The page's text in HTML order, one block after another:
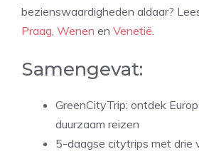
bezienswaardigheden aldaar?
Praag Wenen en Venetië
Samengevat:
GreenCityTrip: ontdek
duurzaam reizen
5-daagse citytrips met drie